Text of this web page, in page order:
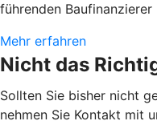
führenden Baufinanzierer
Mehr erfahren
Nicht das
Sollten Sie bisher nicht
nehmen Sie Kontakt mit